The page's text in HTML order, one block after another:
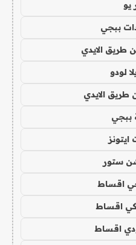
يو
ببجي
الايدي
لودو
الايدي
ببجي
ستور
اقساط
اقساط
اقساط